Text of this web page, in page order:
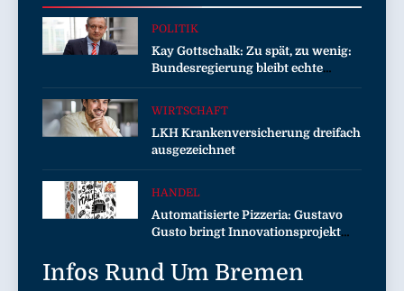
POLITIK
Kay Gottschalk: Zu spät, zu wenig:
Bundesregierung bleibt echte
Entlastung schuldig
WIRTSCHAFT
LKH Krankenversicherung dreifach
ausgezeichnet
HANDEL
Automatisierte Pizzeria: Gustavo
Gusto bringt Innovationsprojekt
Infos Rund Um Bremen